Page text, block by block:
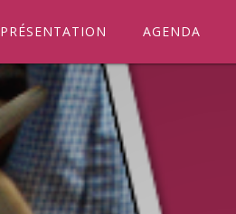
PRÉSENTATION AGENDA